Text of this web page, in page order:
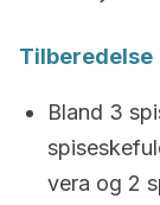
Tilberedelse
Bland 3
vera og 2